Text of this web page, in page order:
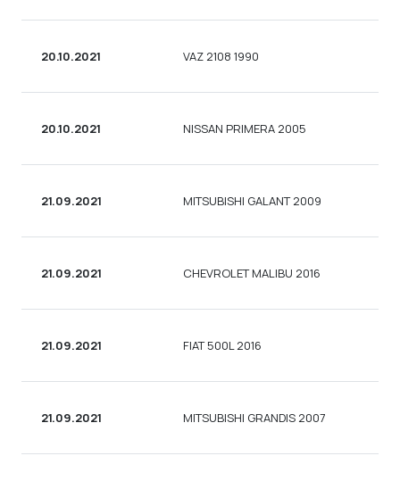
20.10.2021 VAZ 2108 1990
20.10.2021 NISSAN PRIMERA 2005
21.09.2021 MITSUBISHI GALANT 2009
21.09.2021 CHEVROLET MALIBU 2016
21.09.2021 FIAT 500L 2016
21.09.2021 MITSUBISHI GRANDIS 2007